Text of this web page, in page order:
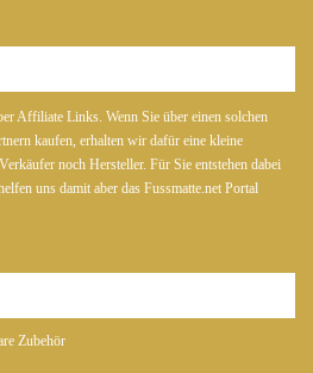
Affiliate Links. Wenn Sie über einen solchen
kaufen, erhalten wir dafür eine kleine
noch Hersteller. Für Sie entstehen dabei
uns damit aber das Fussmatte.net Portal
Zubehör